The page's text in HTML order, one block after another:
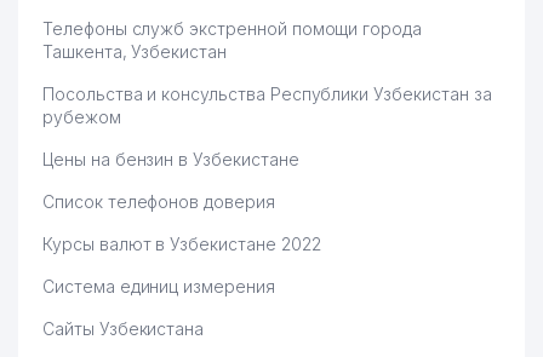
Телефоны служб экстренной помощи города
Ташкента, Узбекистан
Посольства и консульства Республики Узбекистан за
рубежом
Цены на бензин в Узбекистане
Список телефонов доверия
Курсы валют в Узбекистане 2022
Система единиц измерения
Сайты Узбекистана